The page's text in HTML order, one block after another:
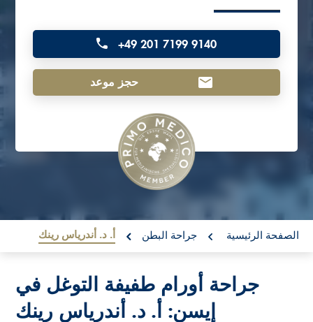
+49 201 7199 9140
حجز موعد
الصفحة الرئيسية جراحة البطن أ. د. أندرياس رينك
جراحة أورام طفيفة التوغل في
إيسن: أ. د. أندرياس رينك